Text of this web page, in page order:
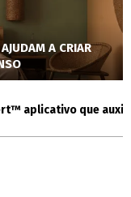
A CRIAR
que auxilia